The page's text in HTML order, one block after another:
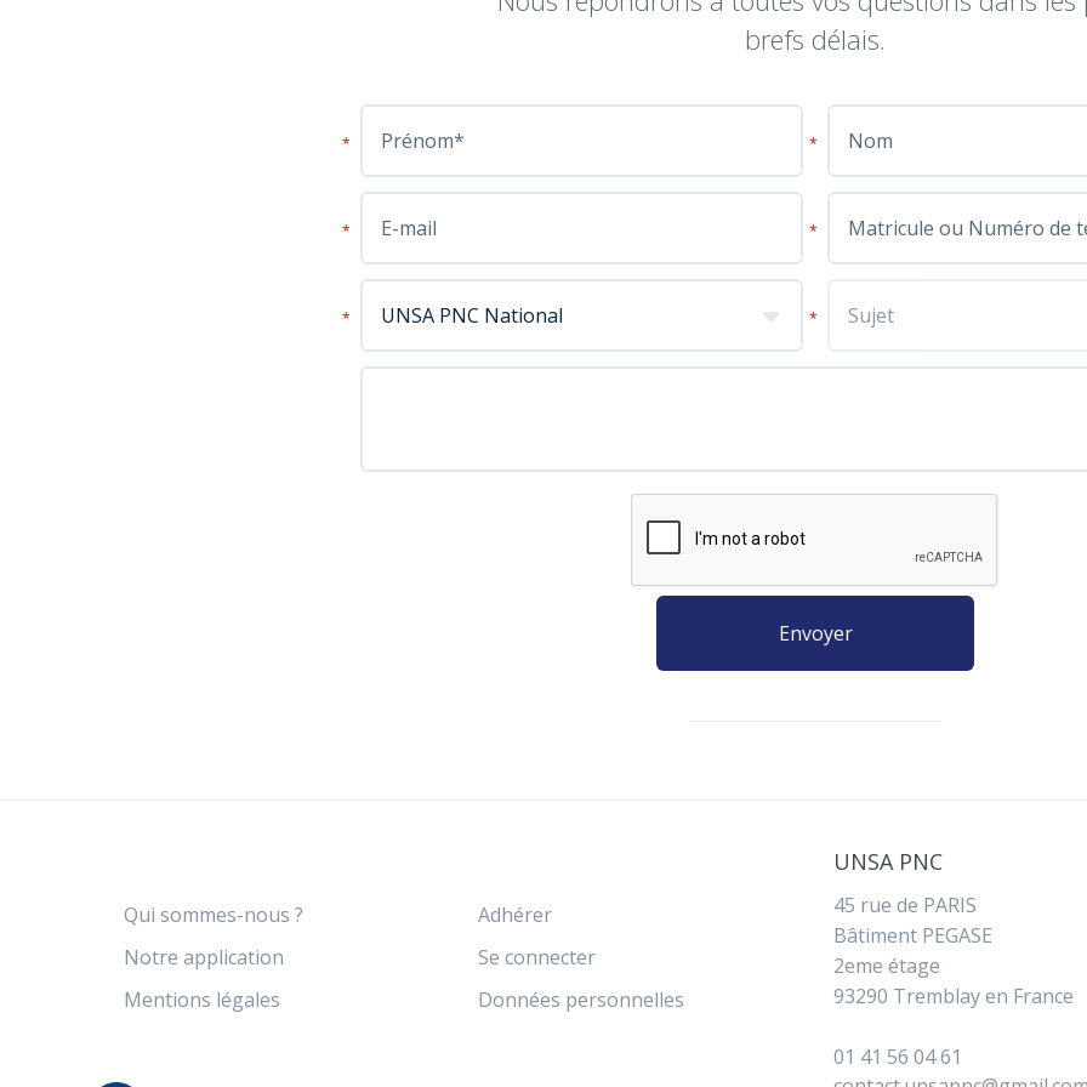
brefs délais.
* *
* *
* *
Qui sommes-nous ?
Notre application
Mentions légales
Adhérer
Se connecter
Données personnelles
UNSA PNC
45 rue de PARIS
Bâtiment PEGASE
2eme étage
93290 Tremblay en France
01 41 56 04 61